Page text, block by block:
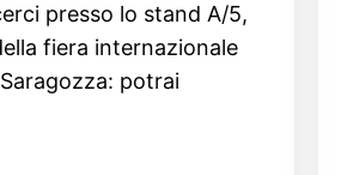
presso lo stand A/5,
fiera internazionale
potrai